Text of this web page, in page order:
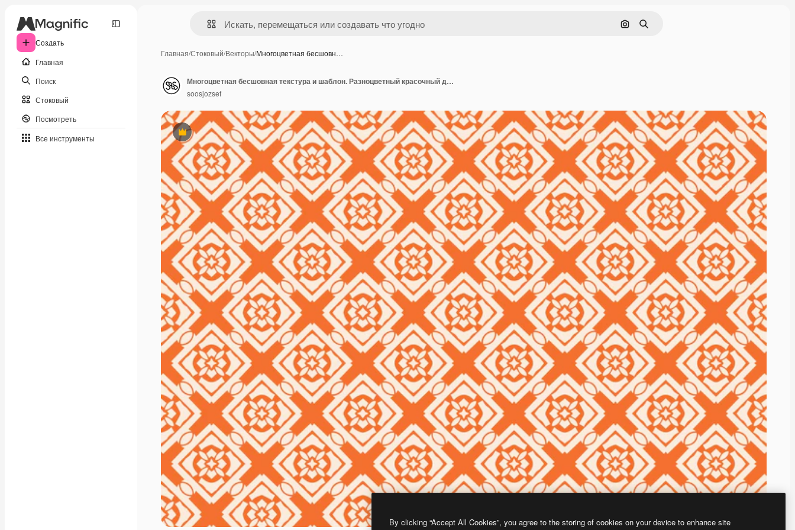
Создать
Главная
Поиск
Стоковый
Посмотреть
Все инструменты
Поиск по изображению
Поиск
Главная/Стоковый/Векторы/Многоцветная бесшовн…
Премиум
Многоцветная бесшовная текстура и шаблон. Разноцветный красочный декоративный графический дизайн. Цветные мозаичные орнаменты. Векторная иллюстрация EPS10.
soosjozsef
By clicking “Accept All Cookies”, you agree to the storing of cookies on your device to enhance site